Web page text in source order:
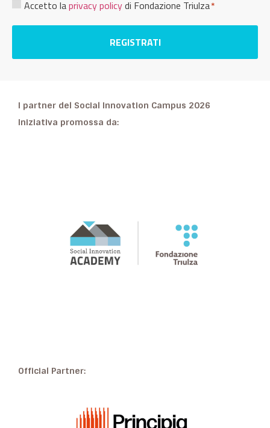
Consenso
Accetto laprivacy policydi Fondazione Triulza*
I partner del Social Innovation Campus 2026
Iniziativa promossa da:
Official Partner: